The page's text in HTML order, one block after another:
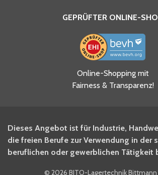
Ja, ich habe die
Datenschutzhinweise
und akzeptiere diese.
BITO Newsletter
Intralogistiker
GEPRÜFTER ONLINE-
Online-Shopping mit
Fairness & Transparenz!
Dieses Angebot ist für Industrie,
die freien Berufe zur Verwendung in der
beruflichen oder gewerblichen Tätigkeit
© 2026 BITO-Lagertechnik